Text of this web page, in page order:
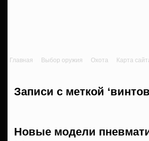
Главная Выбор оружия Охота Карта
Записи с меткой
Новые модели